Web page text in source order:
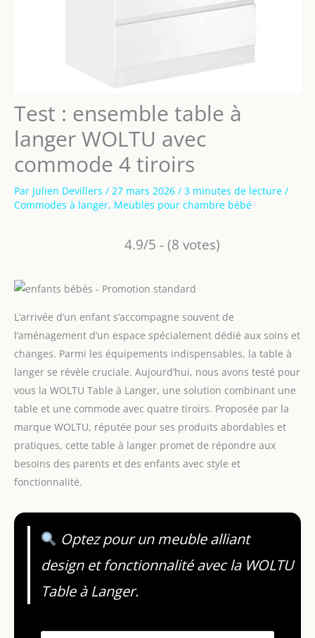
Test : ensemble table à
langer WOLTU avec
commode 4 tiroirs
Par Julien Devillers / 27 mars 2026 / 3 minutes de lecture /
Commodes à langer, Meubles pour chambre bébé
4.9/5 - (8 votes)
L’arrivée d’un enfant s’accompagne souvent de
l’aménagement d’un espace spécialement dédié aux soins et
changes. Parmi les équipements indispensables, la table à
langer se révèle cruciale. Aujourd’hui, nous avons testé pour
vous la WOLTU Table à Langer, une solution combinant une
table et une commode avec quatre tiroirs. Proposée par la
marque WOLTU, réputée pour ses produits abordables et
pratiques, cette table à langer promet de répondre aux
besoins des parents et des enfants avec style et
fonctionnalité.
Optez pour un meuble alliant
design et fonctionnalité avec la WOLTU
Table à Langer.